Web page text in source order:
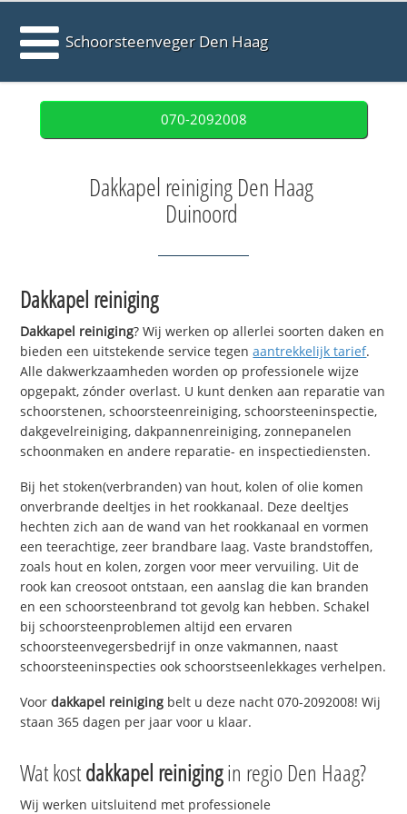
Schoorsteenveger Den Haag
070-2092008
Dakkapel reiniging Den Haag
Duinoord
Dakkapel reiniging
Dakkapel reiniging? Wij werken op allerlei soorten daken en
bieden een uitstekende service tegenaantrekkelijk tarief.
Alle dakwerkzaamheden worden op professionele wijze
opgepakt, zónder overlast. U kunt denken aan reparatie van
schoorstenen, schoorsteenreiniging, schoorsteeninspectie,
dakgevelreiniging, dakpannenreiniging, zonnepanelen
schoonmaken en andere reparatie- en inspectiediensten.
Bij het stoken(verbranden) van hout, kolen of olie komen
onverbrande deeltjes in het rookkanaal. Deze deeltjes
hechten zich aan de wand van het rookkanaal en vormen
een teerachtige, zeer brandbare laag. Vaste brandstoffen,
zoals hout en kolen, zorgen voor meer vervuiling. Uit de
rook kan creosoot ontstaan, een aanslag die kan branden
en een schoorsteenbrand tot gevolg kan hebben. Schakel
bij schoorsteenproblemen altijd een ervaren
schoorsteenvegersbedrijf in onze vakmannen, naast
schoorsteeninspecties ook schoorstseenlekkages verhelpen.
Voordakkapel reiniging belt u deze nacht 070-2092008! Wij
staan 365 dagen per jaar voor u klaar.
Wat kostdakkapel reinigingin regio Den Haag?
Wij werken uitsluitend met professionele